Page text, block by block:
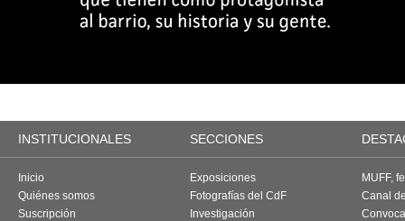
INSTITUCIONALES SECCIONES
Inicio
Quiénes somos
Suscripción
Exposiciones
Fotografías del CdF
Investigación
MUFF,
Canal